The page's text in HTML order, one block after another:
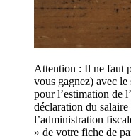
Attention : Il ne faut
vous gagnez) avec le
pour l’estimation de
déclaration du
l’administration
» de votre fiche de